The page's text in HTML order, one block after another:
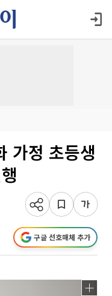
가정 초등생
구글 선호매체 추가